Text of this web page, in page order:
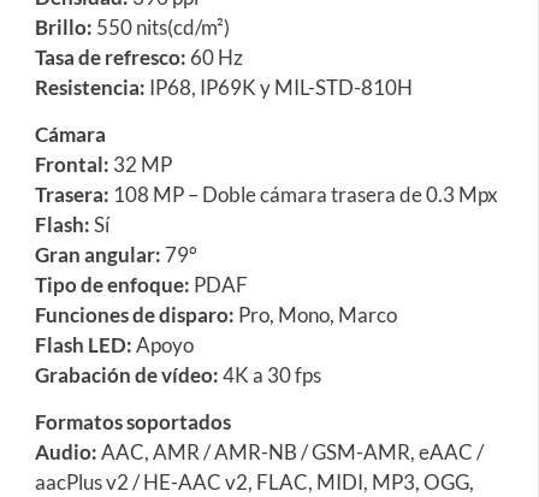
Brillo: 550 nits(cd/m²)
Tasa de refresco: 60 Hz
Resistencia: IP68, IP69K y MIL-STD-810H
Cámara
Frontal: 32 MP
Trasera: 108 MP – Doble cámara trasera de 0.3 Mpx
Flash:Sí
Gran angular: 79°
Tipo de enfoque: PDAF
Funciones de disparo: Pro, Mono, Marco
Flash LED:Apoyo
Grabación de vídeo:4K a 30 fps
Formatos soportados
Audio:AAC, AMR / AMR-NB / GSM-AMR, eAAC /
aacPlus v2 / HE-AAC v2, FLAC, MIDI, MP3, OGG,